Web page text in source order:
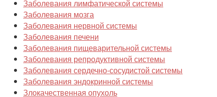
Заболевания лимфатической системы
Заболевания мозга
Заболевания нервной системы
Заболевания печени
Заболевания пищеварительной системы
Заболевания репродуктивной системы
Заболевания сердечно-сосудистой системы
Заболевания эндокринной системы
Злокачественная опухоль